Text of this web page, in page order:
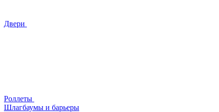
Двери
Роллеты
Шлагбаумы и барьеры